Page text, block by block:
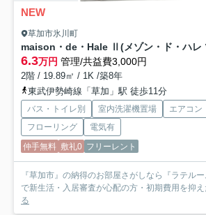
NEW
草加市氷川町
maison・de・Hale Ⅱ(メゾン・ド・ハレ
6.3万円 管理/共益費3,000円
2階 / 19.89㎡ / 1K /築8年
東武伊勢崎線「草加」駅 徒歩11分
バス・トイレ別 室内洗濯機置場 エアコン
フローリング
電気有
仲手無料 敷礼0 フリーレント
『草加市』の納得のお部屋さがしなら『ラテル
で新生活・入居審査が心配の方・初期費用を抑え
る